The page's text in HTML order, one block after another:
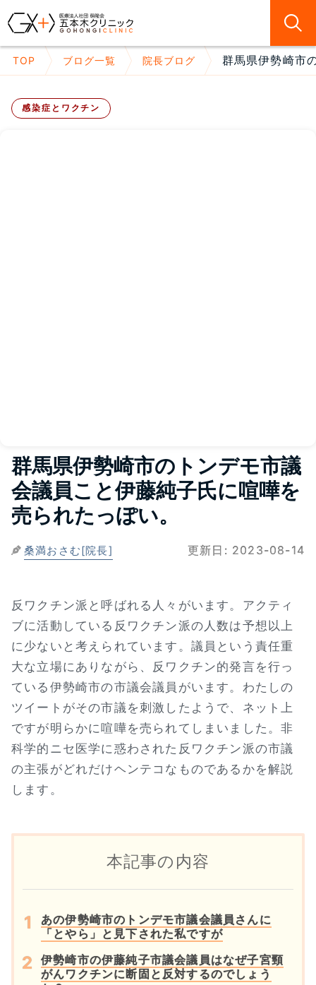
TOP ブログ一覧 院長ブログ 群馬県伊勢崎市
感染症とワクチン
群馬県伊勢崎市のトンデモ市議
会議員こと伊藤純子氏に喧嘩を
売られたっぽい。
桑満おさむ[院長] 更新日: 2023-08-14
反ワクチン派と呼ばれる人々がいます。アクティ
ブに活動している反ワクチン派の人数は予想以上
に少ないと考えられています。議員という責任重
大な立場にありながら、反ワクチン的発言を行っ
ている伊勢崎市の市議会議員がいます。わたしの
ツイートがその市議を刺激したようで、ネット上
ですが明らかに喧嘩を売られてしまいました。非
科学的ニセ医学に惑わされた反ワクチン派の市議
の主張がどれだけヘンテコなものであるかを解説
します。
本記事の内容
あの伊勢崎市のトンデモ市議会議員さんに
「とやら」と見下された私ですが
伊勢崎市の伊藤純子市議会議員はなぜ子宮頸
がんワクチンに断固と反対するのでしょう